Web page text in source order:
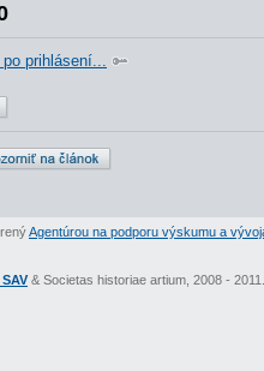
prihlásení...
Agentúrou na podporu výskumu a
& Societas historiae artium, 2008 -